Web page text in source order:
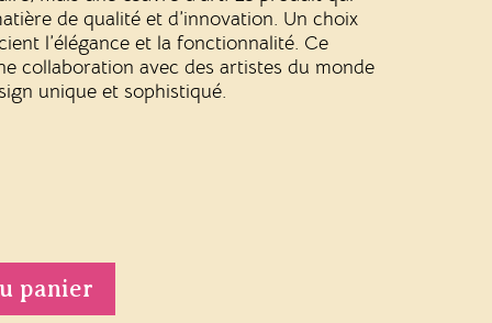
de qualité et d’innovation. Un choix
l’élégance et la fonctionnalité. Ce
collaboration avec des artistes du monde
unique et sophistiqué.
panier